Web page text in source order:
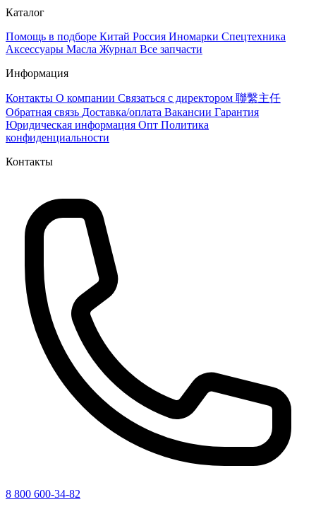
Каталог
Помощь в подборе Китай Россия Иномарки Спецтехника
Аксессуары Масла Журнал Все запчасти
Информация
Контакты О компании Связаться с директором 聯繫主任
Обратная связь Доставка/оплата Вакансии Гарантия
Юридическая информация Опт Политика
конфиденциальности
Контакты
8 800 600-34-82